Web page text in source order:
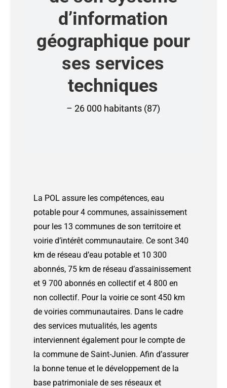
d’information
géographique pour
ses services
techniques
– 26 000 habitants (87)
La POL assure les compétences, eau
potable pour 4 communes, assainissement
pour les 13 communes de son territoire et
voirie d’intérêt communautaire. Ce sont 340
km de réseau d’eau potable et 10 300
abonnés, 75 km de réseau d’assainissement
et 9 700 abonnés en collectif et 4 800 en
non collectif. Pour la voirie ce sont 450 km
de voiries communautaires. Dans le cadre
des services mutualités, les agents
interviennent également pour le compte de
la commune de Saint-Junien. Afin d’assurer
la bonne tenue et le développement de la
base patrimoniale de ses réseaux et